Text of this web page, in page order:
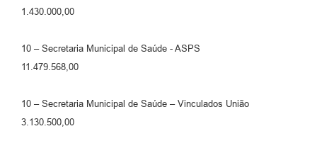
1.430.000,00
10 – Secretaria Municipal de Saúde - ASPS
11.479.568,00
10 – Secretaria Municipal de Saúde – Vinculados União
3.130.500,00